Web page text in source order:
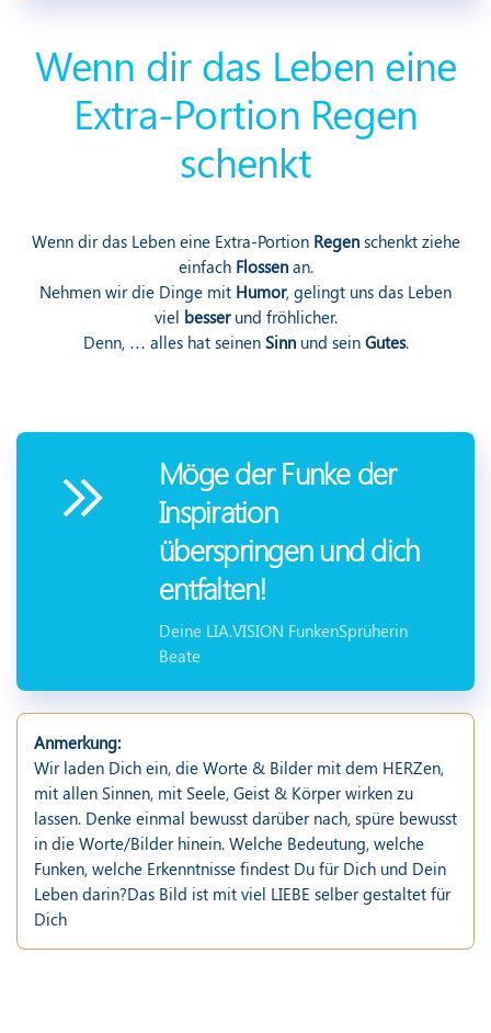
Wenn dir das Leben eine
Extra-Portion Regen
schenkt
Wenn dir das Leben eine Extra-Portion Regenschenkt ziehe
einfach Flossenan.
Nehmen wir die Dinge mit Humor, gelingt uns das Leben
viel besserund fröhlicher.
Denn, … alles hat seinen Sinnund sein Gutes.
Möge der Funke der
Inspiration
überspringen und dich
entfalten!
Deine LIA.VISION FunkenSprüherin
Beate
Anmerkung:
Wir laden Dich ein, die Worte & Bilder mit dem HERZen,
mit allen Sinnen, mit Seele, Geist & Körper wirken zu
lassen. Denke einmal bewusst darüber nach, spüre bewusst
in die Worte/Bilder hinein. Welche Bedeutung, welche
Funken, welche Erkenntnisse findest Du für Dich und Dein
Leben darin?Das Bild ist mit viel LIEBE selber gestaltet für
Dich